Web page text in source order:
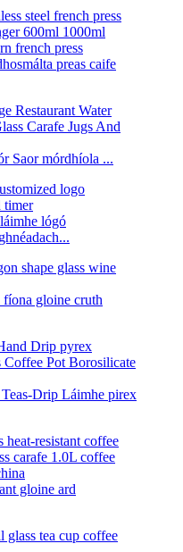
preas caife
Saor mórdhíola ...
lógó
fíona gloine cruth
Drip Láimhe pirex
gloine ard